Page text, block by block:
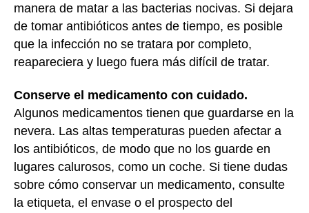
manera de matar a las bacterias nocivas. Si dejara
de tomar antibióticos antes de tiempo, es posible
que la infección no se tratara por completo,
reapareciera y luego fuera más difícil de tratar.
Conserve el medicamento con cuidado.
Algunos medicamentos tienen que guardarse en la
nevera. Las altas temperaturas pueden afectar a
los antibióticos, de modo que no los guarde en
lugares calurosos, como un coche. Si tiene dudas
sobre cómo conservar un medicamento, consulte
la etiqueta, el envase o el prospecto del